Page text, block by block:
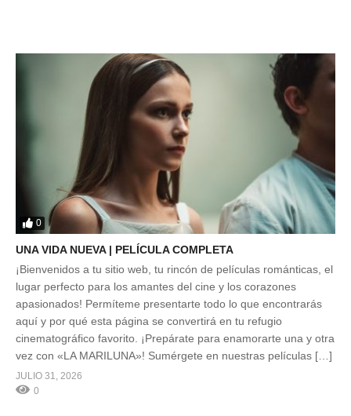
0
UNA VIDA NUEVA | PELÍCULA COMPLETA
¡Bienvenidos a tu sitio web, tu rincón de películas románticas, el
lugar perfecto para los amantes del cine y los corazones
apasionados! Permíteme presentarte todo lo que encontrarás
aquí y por qué esta página se convertirá en tu refugio
cinematográfico favorito. ¡Prepárate para enamorarte una y otra
vez con «LA MARILUNA»! Sumérgete en nuestras películas […]
JULIO 31, 2026
0